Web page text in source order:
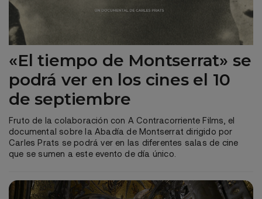
Ofrendas
«El tiempo de Montserrat» se
podrá ver en los cines el 10
de septiembre
Fruto de la colaboración con A Contracorriente Films, el
documental sobre la Abadía de Montserrat dirigido por
Carles Prats se podrá ver en las diferentes salas de cine
que se sumen a este evento de día único.